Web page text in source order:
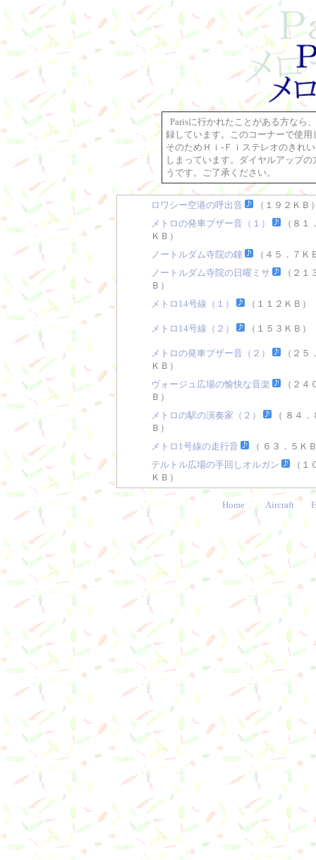
Parisに行かれたことがある方なら
録しています。このコーナーで使
そのためＨｉ-Ｆｉステレオのきれ
しまっています。ダイヤルアップ
うです。ご了承ください。
ロワシー空港の呼出音
（１９２ＫＢ
メトロの発車ブザー音（１）
（８１
ＫＢ）
ノートルダム寺院の鐘
（４５．７Ｋ
ノートルダム寺院の日曜ミサ
（２１
Ｂ）
メトロ14号線（１）
（１１２ＫＢ）
メトロ14号線（２） （１５３ＫＢ）
メトロの発車ブザー音（２）
（２５
ＫＢ）
ヴォージュ広場の愉快な音楽
（２４
Ｂ）
メトロの駅の演奏家（２）
（ ８４．
Ｂ）
メトロ1号線の走行音
（ ６３．５Ｋ
テルトル広場の手回しオルガン
（１
ＫＢ）
Home Aircraft